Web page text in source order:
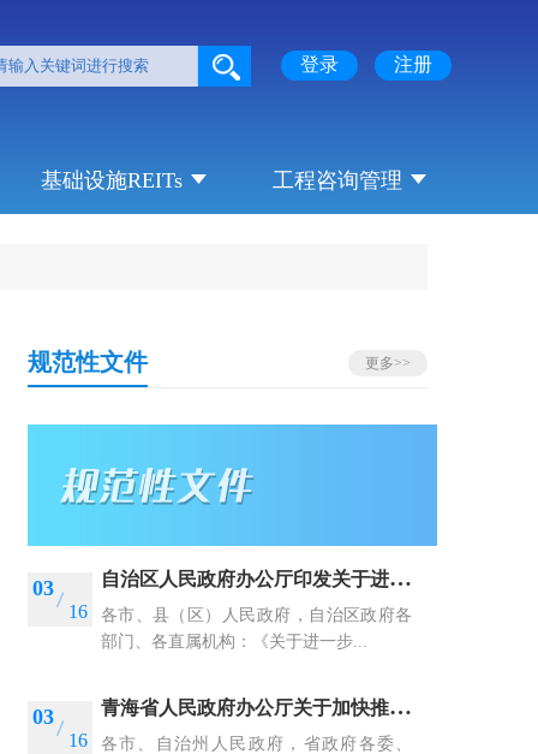
登录 注册
基础设施REITs 工程咨询管理
更多>>
规范性文件
03
16
自
治区人民政府办公厅印发关于进一步盘活存量资产扩大有效投资行动方案的通知
各市、县（区）人民政府，自治区政府各
部门、各直属机构：《关于进一步...
03
16
青
海省人民政府办公厅关于加快推进内外贸一体化发展的实施意见
各市、自治州人民政府，省政府各委、